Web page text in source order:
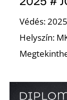
Védés:
Helyszín: